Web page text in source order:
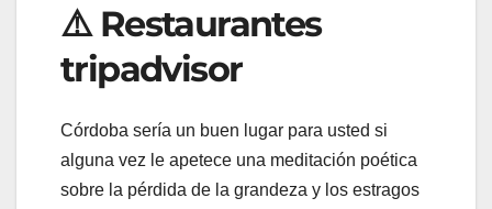
⚠️ Restaurantes
tripadvisor
Córdoba sería un buen lugar para usted si
alguna vez le apetece una meditación poética
sobre la pérdida de la grandeza y los estragos